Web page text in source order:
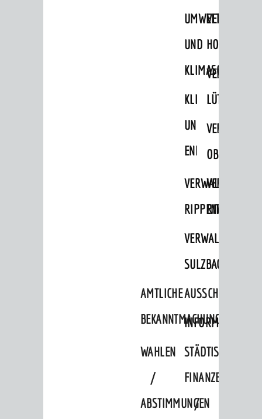
UMWELT-
UND
KLIMASCHUTZ
KLIMASCHUTZ
UND
RIPPENWEIER
SULZBACH
AMTLICHE
BEKANNTMACHUNGEN
WAHLEN
/
ABSTIMMUNGEN
STÄDTISCHE
FINANZEN
/
STADTPLAN / GEOPORTAL